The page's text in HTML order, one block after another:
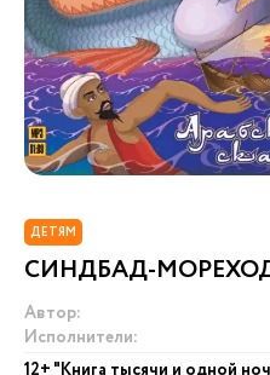
ДЕТЯМ
СИНДБАД-
Автор:
Исполнители:
12+ "Книга тысячи и одной